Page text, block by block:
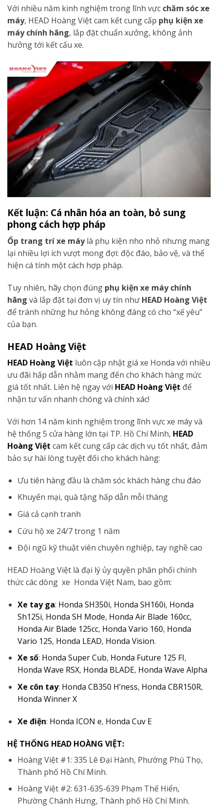
Với nhiều năm kinh nghiệm trong lĩnh vực chăm sóc xe
máy, HEAD Hoàng Việt cam kết cung cấp phụ kiện xe
máy chính hãng, lắp đặt chuẩn xưởng, không ảnh
hưởng tới kết cấu xe.
Kết luận: Cá nhân hóa an toàn, bỏ sung
phong cách hợp pháp
Ốp trang trí xe máylà phụ kiện nho nhỏ nhưng mang
lại nhiều lợi ích vượt mong đợi: độc đáo, bảo vệ, và thể
hiện cá tính một cách hợp pháp.
Tuy nhiên, hãy chọn đúng phụ kiện xe máy chính
hãng và lắp đặt tại đơn vị uy tín như HEAD Hoàng Việt
để tránh những hư hỏng không đáng có cho “xế yêu”
của bạn.
HEAD Hoàng Việt
HEAD Hoàng Việt luôn cập nhật giá xe Honda với nhiều
ưu đãi hấp dẫn nhằm mang đến cho khách hàng mức
giá tốt nhất. Liên hệ ngay với HEAD Hoàng Việt để
nhận tư vấn nhanh chóng và chính xác!
Với hơn 14 năm kinh nghiệm trong lĩnh vực xe máy và
hệ thống 5 cửa hàng lớn tại TP. Hồ Chí Minh, HEAD
Hoàng Việt cam kết cung cấp các dịch vụ tốt nhất, đảm
bảo sự hài lòng tuyệt đối cho khách hàng:
Ưu tiên hàng đầu là chăm sóc khách hàng chu đáo
Khuyến mại, quà tặng hấp dẫn mỗi tháng
Giá cả cạnh tranh
Cứu hộ xe 24/7 trong 1 năm
Đội ngũ kỹ thuật viên chuyên nghiệp, tay nghề cao
HEAD Hoàng Việt là đại lý ủy quyền phân phối chính
thức các dòng xe Honda Việt Nam, bao gồm:
Xe tay ga: Honda SH350i, Honda SH160i, Honda
Sh125i, Honda SH Mode, Honda Air Blade 160cc,
Honda Air Blade 125cc, Honda Vario 160, Honda
Vario 125, Honda LEAD, Honda Vision.
Xe số: Honda Super Cub, Honda Future 125 FI,
Honda Wave RSX, Honda BLADE, Honda Wave Alpha
Xe côn tay: Honda CB350 H’ness, Honda CBR150R,
Honda Winner X
Xe điện: Honda ICON e, Honda Cuv E
HỆ THỐNG HEAD HOÀNG VIỆT:
Hoàng Việt #1: 335 Lê Đại Hành, Phường Phú Thọ,
Thành phố Hồ Chí Minh.
Hoàng Việt #2: 631-635-639 Phạm Thế Hiển,
Phường Chánh Hưng, Thành phố Hồ Chí Minh.